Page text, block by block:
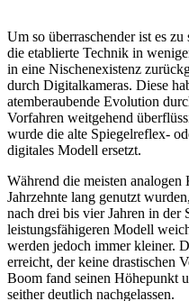
Um so überraschender ist es
die etablierte Technik in
in eine Nischenexistenz
durch Digitalkameras. Diese
atemberaubende Evolution
Vorfahren weitgehend
wurde die alte Spiegelreflex-
digitales Modell ersetzt.
Während die meisten analogen
Jahrzehnte lang genutzt
nach drei bis vier Jahren in der
leistungsfähigeren Modell
werden jedoch immer kleiner.
erreicht, der keine drastischen
Boom fand seinen Höhepunkt
seither deutlich nachgelassen.